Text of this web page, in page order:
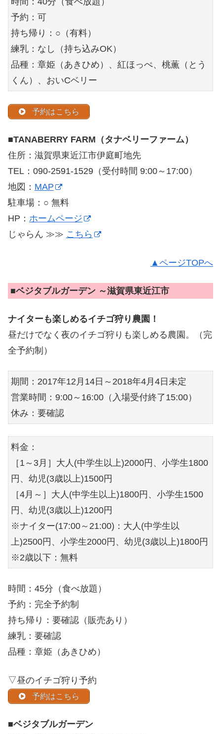
予約：可
持ち帰り：○（有料）
練乳：なし（持ち込みOK）
品種：章姫（あきひめ）、紅ほっぺ、桃薫（とう
くん）、おいCベリー
予約はこちら
■TANABERRY FARM（タナベリーファーム）
住所：滋賀県東近江市伊庭町地先
TEL：090-2591-1529（受付時間 9:00～17:00）
地図： MAP
駐車場：○ 無料
HP： ホームページ
じゃらん ≫≫ こちら
▲ページTOPへ
■ベジタブルガーデン ～滋賀県東近江市
ナイターも楽しめるイチゴ狩り農園！
昼だけでなく夜のイチゴ狩りも楽しめる農園。（完
全予約制）
期間：2017年12月14日～2018年4月4日未定
営業時間：9:00～16:00（入場受付終了15:00）
休み：要確認
料金：
［1～3月］大人(中学生以上)2000円、小学生1800
円、幼児(3歳以上)1500円
［4月～］大人(中学生以上)1800円、小学生1500
円、幼児(3歳以上)1200円
※ナイター(17:00～21:00)：大人(中学生以
上)2500円、小学生2000円、幼児(3歳以上)1800円
※2歳以下：無料
時間：45分（食べ放題）
予約：完全予約制
持ち帰り：要確認（販売あり）
練乳：要確認
品種：章姫（あきひめ）
▽昼のイチゴ狩り予約
予約はこちら
■ベジタブルガーデン